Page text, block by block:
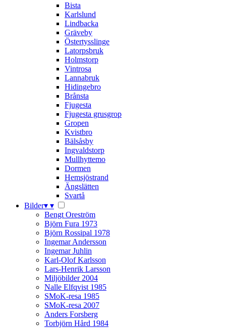
Bista
Karlslund
Lindbacka
Gräveby
Östertysslinge
Latorpsbruk
Holmstorp
Vintrosa
Lannabruk
Hidingebro
Brånsta
Fjugesta
Fjugesta grusgrop
Gropen
Kvistbro
Bälsåsby
Ingvaldstorp
Mullhyttemo
Dormen
Hemsjöstrand
Ängslätten
Svartå
Bilder▾ ▾
Bengt Oreström
Björn Fura 1973
Björn Rossipal 1978
Ingemar Andersson
Ingemar Juhlin
Karl-Olof Karlsson
Lars-Henrik Larsson
Miljöbilder 2004
Nalle Elfqvist 1985
SMoK-resa 1985
SMoK-resa 2007
Anders Forsberg
Torbjörn Hård 1984